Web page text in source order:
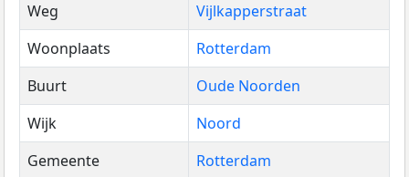
Weg
Vijlkapperstraat
Woonplaats
Rotterdam
Buurt
Oude Noorden
Wijk
Noord
Gemeente
Rotterdam